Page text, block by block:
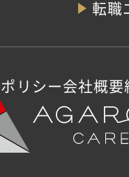
転職
リシー会社概要